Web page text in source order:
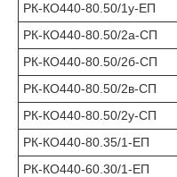
РК-КО440-80.50/1у-ЕП
РК-КО440-80.50/2а-СП
РК-КО440-80.50/2б-СП
РК-КО440-80.50/2в-СП
РК-КО440-80.50/2у-СП
РК-КО440-80.35/1-ЕП
РК-КО440-60.30/1-ЕП